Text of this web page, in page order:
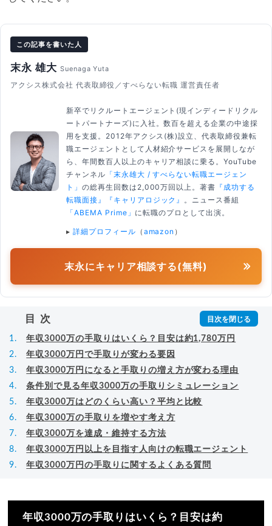
この記事を書いた人
末永 雄大 Suenaga Yuta
アクシス株式会社 代表取締役／すべらない転職 運営責任者
新卒でリクルートエージェント(現インディードリクル
ートパートナーズ)に入社。数百を超える企業の中途採
用を支援。2012年アクシス(株)設立、代表取締役兼転
職エージェントとして人材紹介サービスを展開しなが
ら、年間数百人以上のキャリア相談に乗る。YouTube
チャンネル 「末永雄大 / すべらない転職エージェン
ト」 の総再生回数は2,000万回以上。著書 『成功する
転職面接』
『キャリアロジック』
。ニュース番組
「ABEMA Prime」 に転職のプロとして出演。
▸ 詳細プロフィール （ amazon ）
末永にキャリア相談する(無料)
目次
年収3000万の手取りはいくら？目安は約1,780万円
年収3000万円で手取りが変わる要因
年収3000万円になると手取りの増え方が変わる理由
条件別で見る年収3000万の手取りシミュレーション
年収3000万はどのくらい高い？平均と比較
年収3000万の手取りを増やす考え方
年収3000万を達成・維持する方法
年収3000万円以上を目指す人向けの転職エージェント
年収3000万円の手取りに関するよくある質問
年収3000万の手取りはいくら？目安は約